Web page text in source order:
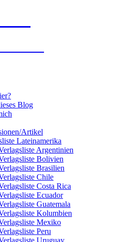
Blog
Artikel
Lateinamerika
Argentinien
Bolivien
Brasilien
Chile
Costa Rica
Ecuador
Guatemala
Kolumbien
Mexiko
Peru
Uruguay